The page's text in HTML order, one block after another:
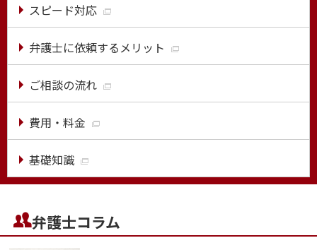
スピード対応
弁護士に依頼するメリット
ご相談の流れ
費用・料金
基礎知識
弁護士コラム